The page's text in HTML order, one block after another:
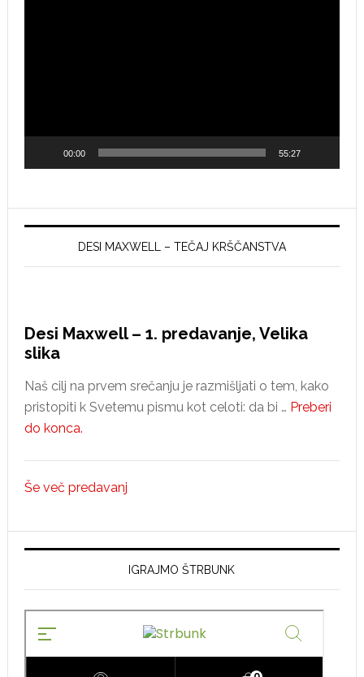
00:00 55:27
DESI MAXWELL – TEČAJ KRŠČANSTVA
Desi Maxwell – 1. predavanje, Velika
slika
Naš cilj na prvem srečanju je razmišljati o tem, kako
pristopiti k Svetemu pismu kot celoti: da bi … Preberi
do konca.about
–
predavanje,
Velika
Še več predavanj
IGRAJMO ŠTRBUNK